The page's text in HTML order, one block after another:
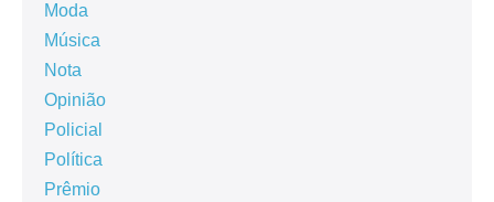
Moda
Música
Nota
Opinião
Policial
Política
Prêmio